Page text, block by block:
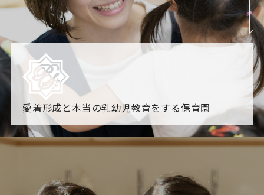
愛着形成と本当の乳幼児教育をする保育園
園からのお知らせ
「すくすく子育て」でリトルスター保育園が紹介されま